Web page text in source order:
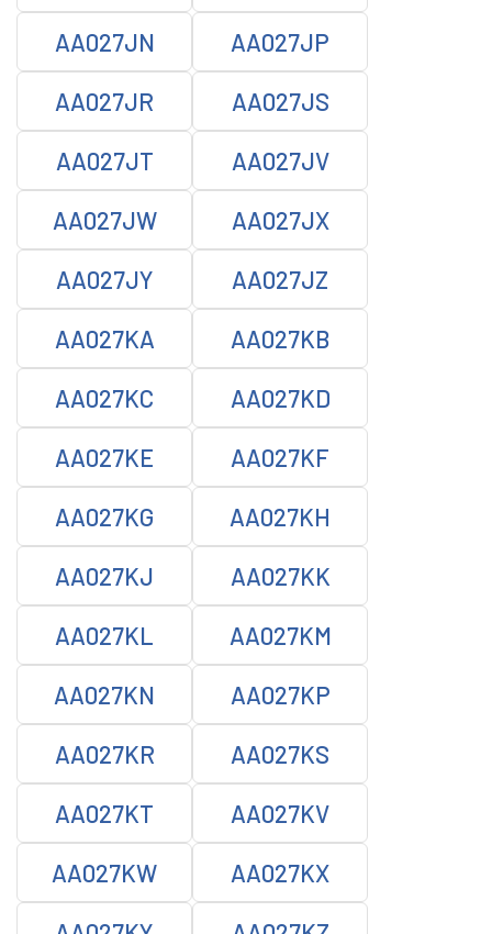
AA027JN AA027JP
AA027JR AA027JS
AA027JT AA027JV
AA027JW AA027JX
AA027JY AA027JZ
AA027KA AA027KB
AA027KC AA027KD
AA027KE AA027KF
AA027KG AA027KH
AA027KJ AA027KK
AA027KL AA027KM
AA027KN AA027KP
AA027KR AA027KS
AA027KT AA027KV
AA027KW AA027KX